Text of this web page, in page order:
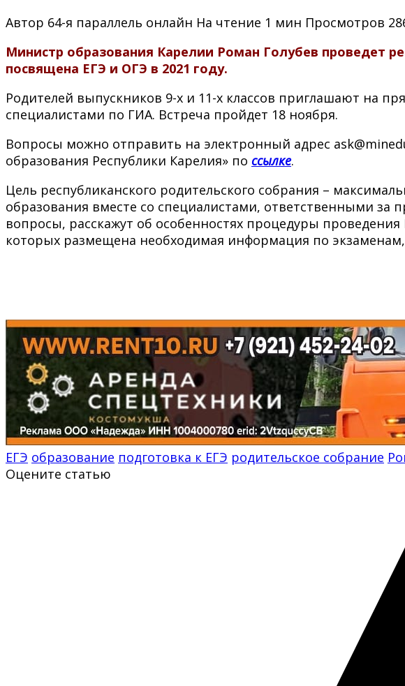
Автор 64-я параллель онлайн На чтение 1 мин Просмотров
Министр образования Карелии Роман Голубев проведет
посвящена ЕГЭ и ОГЭ в 2021 году.
Родителей выпускников 9-х и 11-х классов приглашают на
специалистами по ГИА. Встреча пройдет 18 ноября.
Вопросы можно отправить на электронный адрес
образования Республики Карелия» по ссылке.
Цель республиканского родительского собрания –
образования вместе со специалистами, ответственными за
вопросы, расскажут об особенностях процедуры
которых размещена необходимая информация по
ЕГЭ образование подготовка к ЕГЭ родительское собрание
Оцените статью